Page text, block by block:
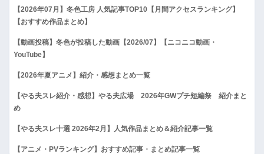
【2026年07月】冬色工房 人気記事TOP10【月間アクセスランキング】
【おすすめ作品まとめ】
【動画投稿】冬色が投稿した動画【2026/07】【ニコニコ動画・
YouTube】
【2026年夏アニメ】紹介・感想まとめ一覧
【やる夫スレ紹介・感想】やる夫広場 2026年GWプチ短編祭 紹介まと
め
【やる夫スレ十選 2026年2月】人気作品まとめ＆紹介記事一覧
【アニメ・PVランキング】おすすめ記事・まとめ記事一覧